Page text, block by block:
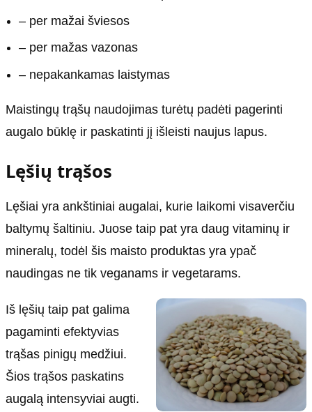
– per mažai šviesos
– per mažas vazonas
– nepakankamas laistymas
Maistingų trąšų naudojimas turėtų padėti pagerinti
augalo būklę ir paskatinti jį išleisti naujus lapus.
Lęšių trąšos
Lęšiai yra ankštiniai augalai, kurie laikomi visaverčiu
baltymų šaltiniu. Juose taip pat yra daug vitaminų ir
mineralų, todėl šis maisto produktas yra ypač
naudingas ne tik veganams ir vegetarams.
Iš lęšių taip pat galima
pagaminti efektyvias
trąšas pinigų medžiui.
Šios trąšos paskatins
augalą intensyviai augti.